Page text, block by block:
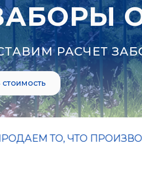
РАСЧЕТ
стоимость
ТО, ЧТО ПРОИЗВОДИМ